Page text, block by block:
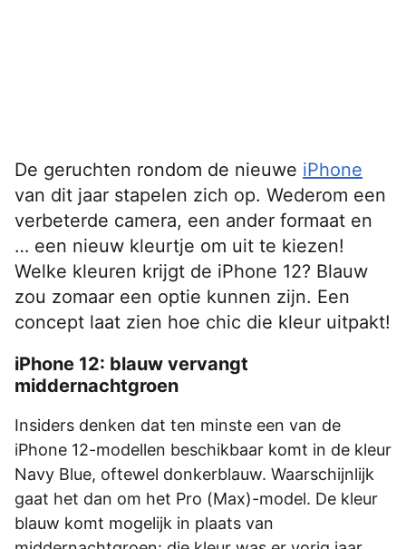
De geruchten rondom de nieuwe iPhone
van dit jaar stapelen zich op. Wederom een
verbeterde camera, een ander formaat en
… een nieuw kleurtje om uit te kiezen!
Welke kleuren krijgt de iPhone 12? Blauw
zou zomaar een optie kunnen zijn. Een
concept laat zien hoe chic die kleur uitpakt!
iPhone 12: blauw vervangt
middernachtgroen
Insiders denken dat ten minste een van de
iPhone 12-modellen beschikbaar komt in de kleur
Navy Blue, oftewel donkerblauw. Waarschijnlijk
gaat het dan om het Pro (Max)-model. De kleur
blauw komt mogelijk in plaats van